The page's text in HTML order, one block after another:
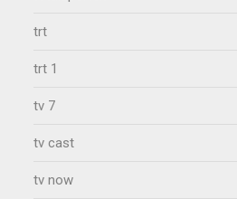
trt
trt 1
tv 7
tv cast
tv now